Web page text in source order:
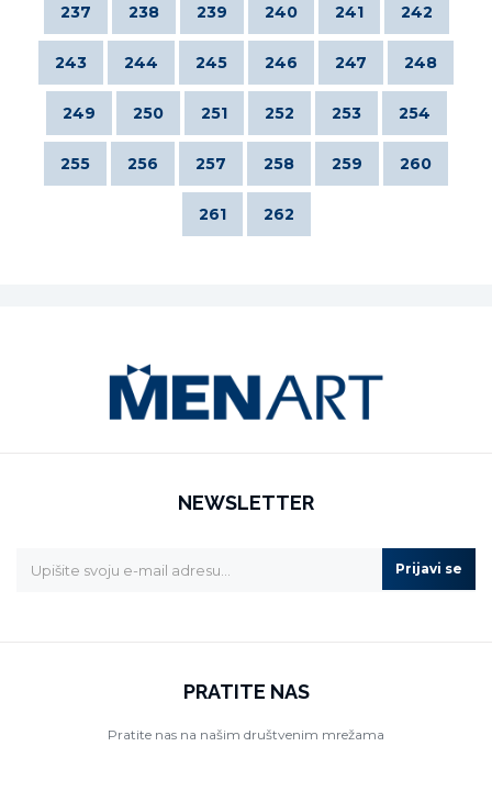
237 238 239 240 241 242
243 244 245 246 247 248
249 250 251 252 253 254
255 256 257 258 259 260
261 262
NEWSLETTER
Prijavi se
PRATITE NAS
Pratite nas na našim društvenim mrežama